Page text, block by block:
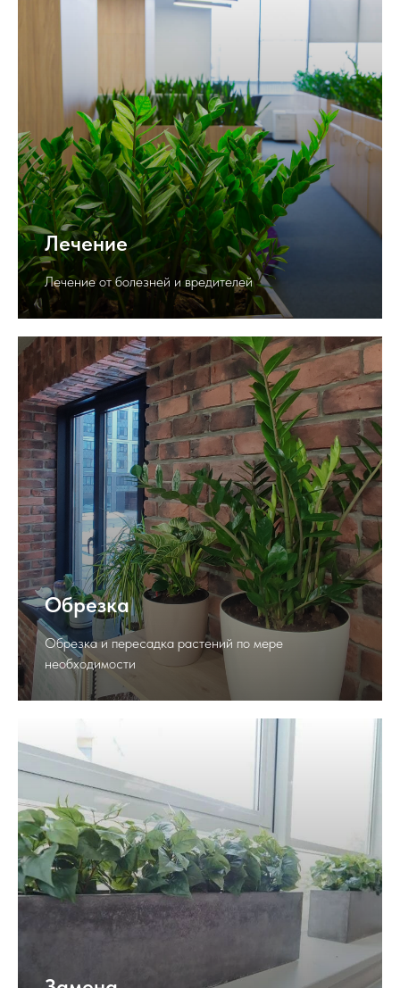
Лечение
Лечение от болезней и вредителей
Обрезка
Обрезка и пересадка растений по мере
необходимости